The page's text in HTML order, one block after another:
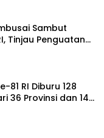
Sambut
Tinjau Penguatan
Kampar
81 RI Diburu 128
36 Provinsi dan 14